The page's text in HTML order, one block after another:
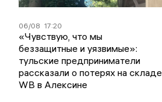
06/08 17:20
«Чувствую, что мы
беззащитные и уязвимые»:
тульские предприниматели
рассказали о потерях на складе
WB в Алексине